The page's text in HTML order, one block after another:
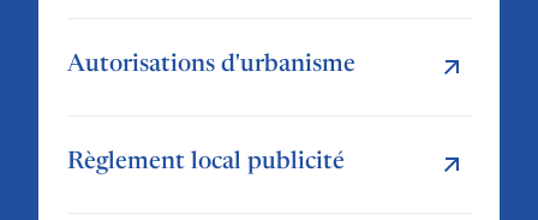
Autorisations d'urbanisme
Règlement local publicité